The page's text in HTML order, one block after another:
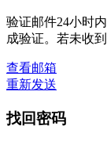
验证邮件24小时
成验证。若未收
查看邮箱
重新发送
找回密码